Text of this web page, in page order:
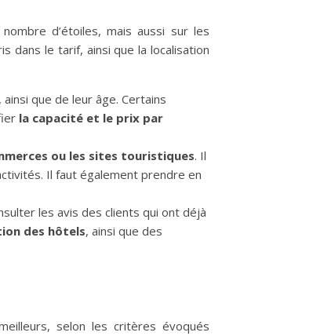
d’étoiles, mais aussi sur les
dans le tarif, ainsi que la localisation
, ainsi que de leur âge. Certains
la capacité et le prix par
ou les sites touristiques. Il
Il faut également prendre en
les avis des clients qui ont déjà
des hôtels, ainsi que des
selon les critères évoqués